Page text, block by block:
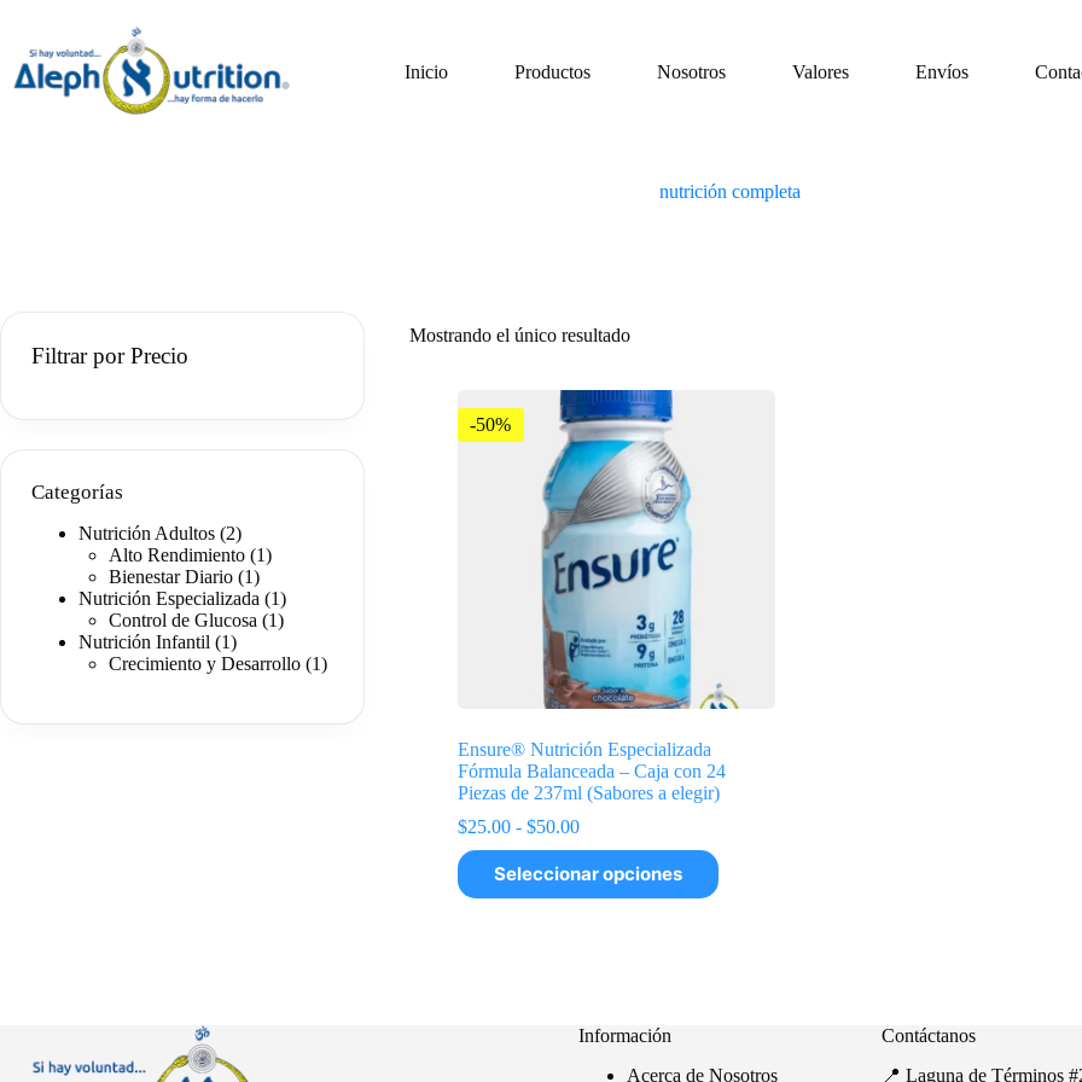
contenido
Inicio
Productos Nosotros Valores Envíos
nutrición completa
Mostrando el único resultado
-50%
Ensure® Nutrición Especializada
Fórmula Balanceada – Caja con 24
Piezas de 237ml (Sabores a elegir)
$25.00 - $50.00Rango
de
precios:
desde
Seleccionar opciones
Este
producto
tiene
Filtrar por Precio
Categorías
Nutrición Adultos 22
productos
Alto Rendimiento 11
Bienestar Diario 11
producto
Nutrición Especializada 11
producto
Control de Glucosa 11
Nutrición Infantil 11
producto
Crecimiento y Desarrollo 11
Información
Acerca de Nosotros
Contáctanos
📍 Laguna de Términos